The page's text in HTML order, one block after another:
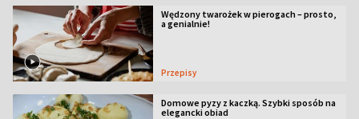
Wędzony twarożek w pierogach – prosto,
a genialnie!
Przepisy
Domowe pyzy z kaczką. Szybki sposób na
elegancki obiad